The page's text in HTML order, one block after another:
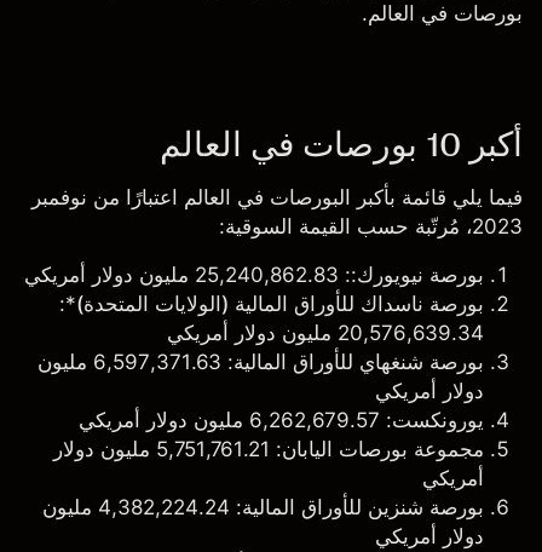
بورصات في العالم.
أكبر 10 بورصات في العالم
فيما يلي قائمة بأكبر البورصات في العالم اعتبارًا من نوفمبر
2023، مُرتّبة حسب القيمة السوقية:
بورصة نيويورك:: 25,240,862.83 مليون دولار أمريكي
بورصة ناسداك للأوراق المالية (الولايات المتحدة)*:
20,576,639.34 مليون دولار أمريكي
بورصة شنغهاي للأوراق المالية
: 6,597,371.63 مليون
دولار أمريكي
يورونكست: 6,262,679.57 مليون دولار أمريكي
مجموعة بورصات اليابان
: 5,751,761.21 مليون دولار
أمريكي
بورصة شنزين للأوراق المالية
: 4,382,224.24 مليون
دولار أمريكي